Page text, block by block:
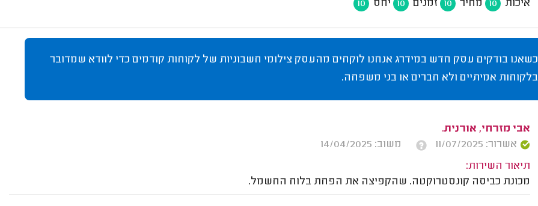
איכות 10 מחיר 10 זמנים 10 יחס 10
כשאנו בודקים עסק חדש במידרג אנחנו לוקחים מהעסק צילומי חשבוניות של לקוחות קודמים כדי לוודא שמדובר
בלקוחות אמיתיים ולא חברים או בני משפחה.
אבי מזרחי, אורנית.
אשרור: 11/07/2025
משוב: 14/04/2025
תיאור השירות:
מכונת כביסה קונסטרוקטה. שהקפיצה את הפחת בלוח החשמל.